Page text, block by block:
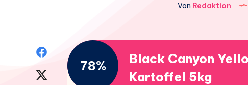
Von Redaktion
Facebook78%
Black Canyon
Kartoffel 5kg